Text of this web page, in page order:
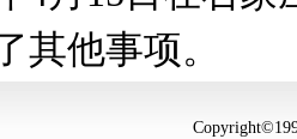
其他事项。